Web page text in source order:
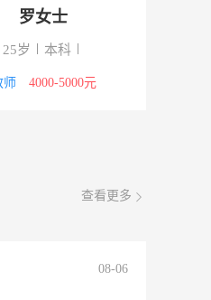
罗女士
25岁 本科
师 4000-5000元
查看更多
08-06